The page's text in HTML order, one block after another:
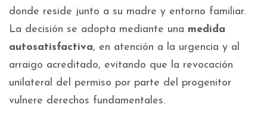
donde reside junto a su madre y entorno familiar.
La decisión se adopta mediante una medida
autosatisfactiva, en atención a la urgencia y al
arraigo acreditado, evitando que la revocación
unilateral del permiso por parte del progenitor
vulnere derechos fundamentales.